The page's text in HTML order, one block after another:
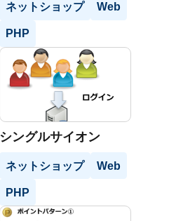
ネットショップ Web
PHP
シングルサイオン
ネットショップ Web
PHP